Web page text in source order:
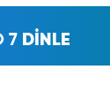
7 DİNLE